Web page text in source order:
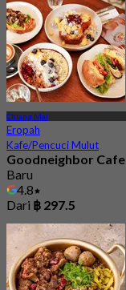
Chiang Mai
Eropah
Kafe/Pencuci Mulut
Goodneighbor Cafe
Baru
4.8
Dari ฿ 297.5